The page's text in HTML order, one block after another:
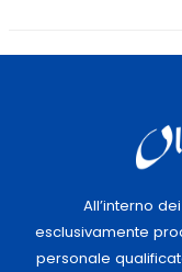
All’interno
esclusivamente
personale